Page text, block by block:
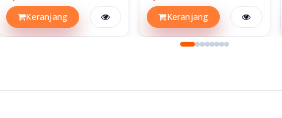
Keranjang Keranjang